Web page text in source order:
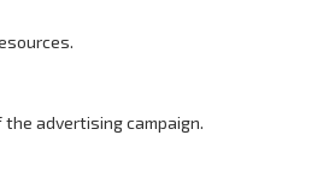
advertising campaign.